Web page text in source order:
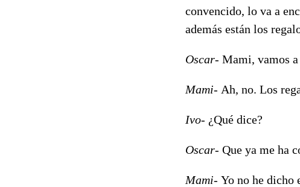
convencido, lo va a
además están los
Oscar- Mami, vamos
Mami- Ah, no. Los
Ivo- ¿Qué dice?
Oscar- Que ya me ha
Mami- Yo no he dicho